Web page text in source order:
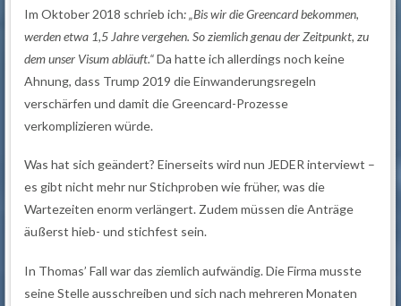
Im Oktober 2018 schrieb ich: „Bis wir die Greencard bekommen,
werden etwa 1,5 Jahre vergehen. So ziemlich genau der Zeitpunkt, zu
dem unser Visum abläuft.“Da hatte ich allerdings noch keine
Ahnung, dass Trump 2019 die Einwanderungsregeln
verschärfen und damit die Greencard-Prozesse
verkomplizieren würde.
Was hat sich geändert? Einerseits wird nun JEDER interviewt –
es gibt nicht mehr nur Stichproben wie früher, was die
Wartezeiten enorm verlängert. Zudem müssen die Anträge
äußerst hieb- und stichfest sein.
In Thomas’ Fall war das ziemlich aufwändig. Die Firma musste
seine Stelle ausschreiben und sich nach mehreren Monaten